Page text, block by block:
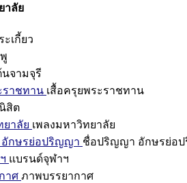
าลัย
ะเกี้ยว
นจามจุรี
ราชทาน เสื้อครุยพระราชทาน
สิต
ยาลัย เพลงมหาวิทยาลัย
กษรย่อปริญญา ชื่อปริญญา อักษรย่อ
แบรนด์จุฬาฯ
าศ ภาพบรรยากาศ